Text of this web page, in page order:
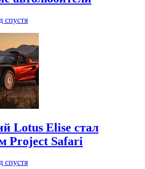
спустя
Lotus Elise стал
Project Safari
спустя